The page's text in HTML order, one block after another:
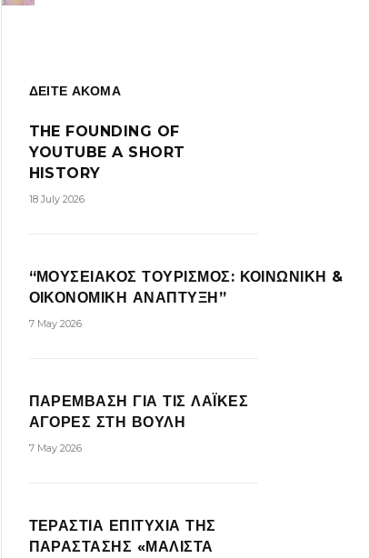
ΔΕΙΤΕ ΑΚΟΜΑ
THE FOUNDING OF
YOUTUBE A SHORT
HISTORY
18 July 2026
“ΜΟΥΣΕΙΑΚΟΣ ΤΟΥΡΙΣΜΟΣ: ΚΟΙΝΩΝΙΚΗ &
ΟΙΚΟΝΟΜΙΚΗ ΑΝΑΠΤΥΞΗ”
7 May 2026
ΠΑΡΕΜΒΑΣΗ ΓΙΑ ΤΙΣ ΛΑΪΚΕΣ
ΑΓΟΡΕΣ ΣΤΗ ΒΟΥΛΗ
7 May 2026
ΤΕΡΑΣΤΙΑ ΕΠΙΤΥΧΙΑ ΤΗΣ
ΠΑΡΑΣΤΑΣΗΣ «ΜΑΛΙΣΤΑ